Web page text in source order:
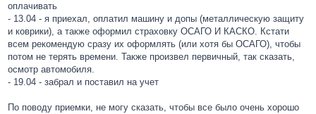
оплачивать
- 13.04 - я приехал, оплатил машину и допы (металлическую защиту
и коврики), а также оформил страховку ОСАГО И КАСКО. Кстати
всем рекомендую сразу их оформлять (или хотя бы ОСАГО), чтобы
потом не терять времени. Также произвел первичный, так сказать,
осмотр автомобиля.
- 19.04 - забрал и поставил на учет
По поводу приемки, не могу сказать, чтобы все было очень хорошо